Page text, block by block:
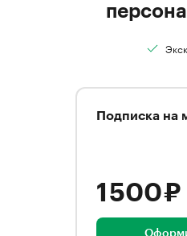
Подписка на
1 500 ₽